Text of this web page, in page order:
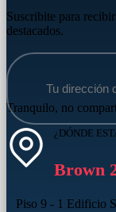
Suscribite para
destacados.
Tranquilo, no
¿DÓNDE
Brown
Piso 9 - 1 Edificio